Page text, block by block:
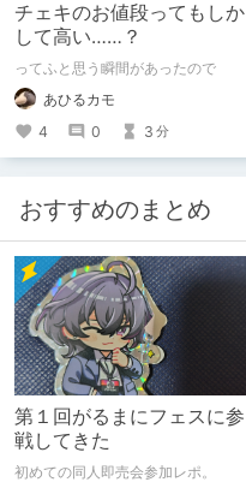
チェキのお値段ってもしか
して高い……？
ってふと思う瞬間があったので
あひるカモ
4
0 3 分
おすすめのまとめ
第１回がるまにフェスに参
戦してきた
初めての同人即売会参加レポ。